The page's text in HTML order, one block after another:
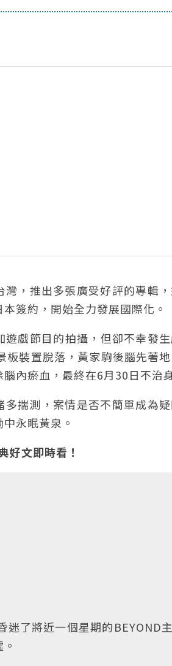
，推出多張廣受好評的專輯
簽約，開始全力發展國際化。
戲節目的拍攝，但卻不幸發
裝置脫落，黃家駒後腦先著
內瘀血，最終在6月30日不治
揣測，案情是否不簡單成為
永眠黃泉。
好文即時看！
了將近一個星期的BEYOND